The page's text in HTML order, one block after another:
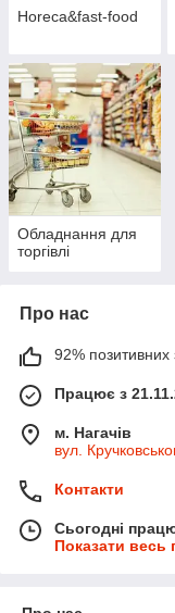
Horeca&fast-food
Обладнання для
торгівлі
Про нас
92% позитивних
Працює з
м. Нагачів
вул.
Контакти
Сьогодні
Показати весь